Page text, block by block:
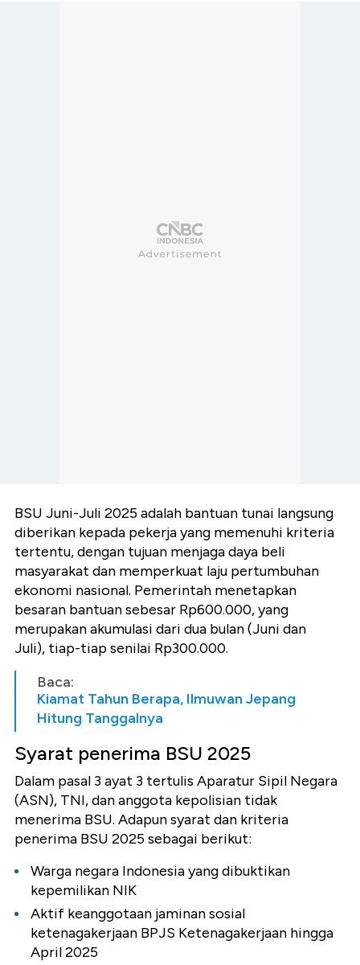
BSU Juni-Juli 2025 adalah bantuan tunai langsung
diberikan kepada pekerja yang memenuhi kriteria
tertentu, dengan tujuan menjaga daya beli
masyarakat dan memperkuat laju pertumbuhan
ekonomi nasional. Pemerintah menetapkan
besaran bantuan sebesar Rp600.000, yang
merupakan akumulasi dari dua bulan (Juni dan
Juli), tiap-tiap senilai Rp300.000.
Baca:
Kiamat Tahun Berapa, Ilmuwan Jepang
Hitung Tanggalnya
Syarat penerima BSU 2025
Dalam pasal 3 ayat 3 tertulis Aparatur Sipil Negara
(ASN), TNI, dan anggota kepolisian tidak
menerima BSU. Adapun syarat dan kriteria
penerima BSU 2025 sebagai berikut:
Warga negara Indonesia yang dibuktikan
kepemilikan NIK
Aktif keanggotaan jaminan sosial
ketenagakerjaan BPJS Ketenagakerjaan hingga
April 2025